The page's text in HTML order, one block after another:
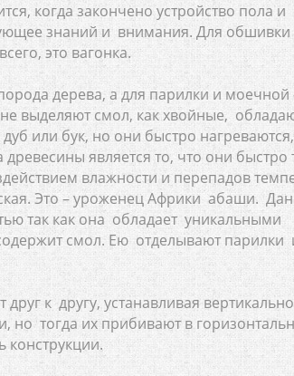
когда закончено устройство пола
знаний и внимания. Для
это вагонка.
дерева, а для парилки и моечной
выделяют смол, как хвойные,
или бук, но они быстро нагреваются,
является то, что они быстро
влажности и перепадов
Это – уроженец Африки абаши.
так как она обладает уникальными
смол. Ею отделывают парилки
к другу, устанавливая
тогда их прибивают в
конструкции.